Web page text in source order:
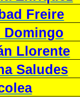
Freire
Domingo
Llorente
Saludes